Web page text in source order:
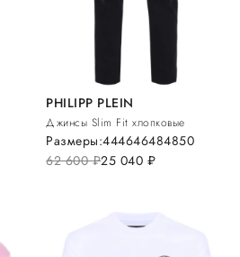
PHILIPP PLEIN
Джинсы Slim Fit хлопковые
62 600руб.25 040 руб.
Размеры:444646484850